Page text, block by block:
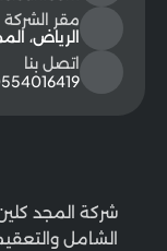
مقر الشركة
الرياض،
اتصل بنا
شركة المجد
الشامل